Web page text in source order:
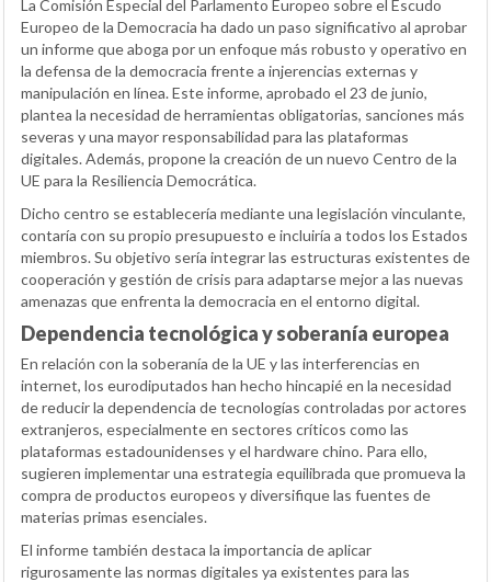
La Comisión Especial del Parlamento Europeo sobre el Escudo
Europeo de la Democracia ha dado un paso significativo al aprobar
un informe que aboga por un enfoque más robusto y operativo en
la defensa de la democracia frente a injerencias externas y
manipulación en línea. Este informe, aprobado el 23 de junio,
plantea la necesidad de herramientas obligatorias, sanciones más
severas y una mayor responsabilidad para las plataformas
digitales. Además, propone la creación de un nuevo Centro de la
UE para la Resiliencia Democrática.
Dicho centro se establecería mediante una legislación vinculante,
contaría con su propio presupuesto e incluiría a todos los Estados
miembros. Su objetivo sería integrar las estructuras existentes de
cooperación y gestión de crisis para adaptarse mejor a las nuevas
amenazas que enfrenta la democracia en el entorno digital.
Dependencia tecnológica y soberanía europea
En relación con la soberanía de la UE y las interferencias en
internet, los eurodiputados han hecho hincapié en la necesidad
de reducir la dependencia de tecnologías controladas por actores
extranjeros, especialmente en sectores críticos como las
plataformas estadounidenses y el hardware chino. Para ello,
sugieren implementar una estrategia equilibrada que promueva la
compra de productos europeos y diversifique las fuentes de
materias primas esenciales.
El informe también destaca la importancia de aplicar
rigurosamente las normas digitales ya existentes para las